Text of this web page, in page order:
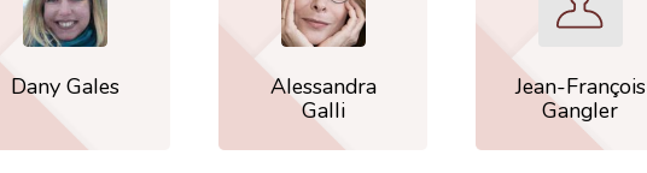
Dany Gales
Alessandra
Galli
Jean-François
Gangler